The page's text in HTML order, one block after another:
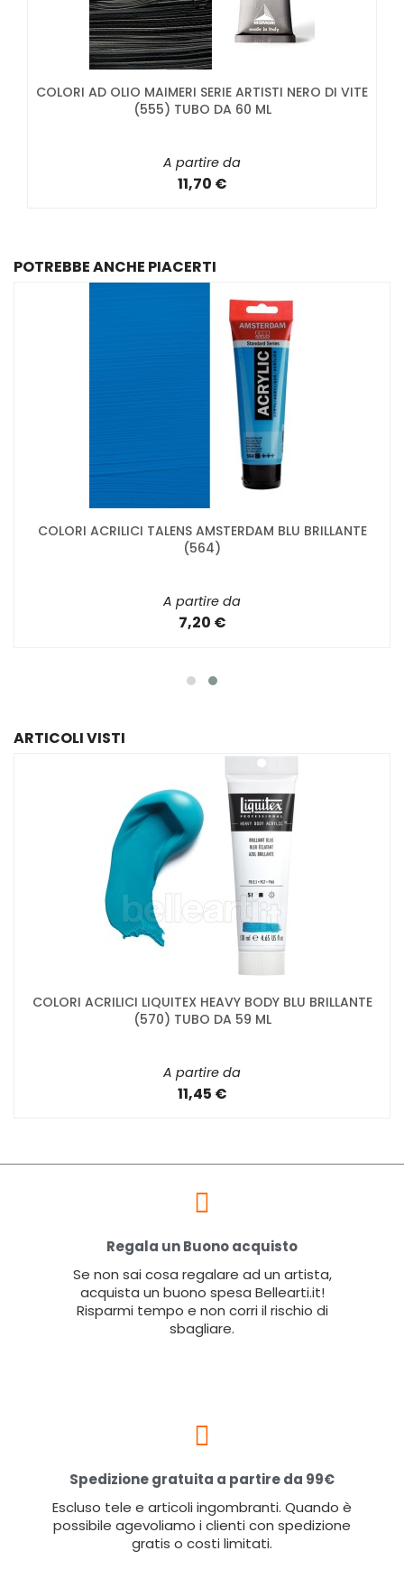
COLORI AD OLIO MAIMERI SERIE ARTISTI NERO DI VITE
(555) TUBO DA 60 ML
A partire da
11,70 €
POTREBBE ANCHE PIACERTI
COLORI ACRILICI TALENS AMSTERDAM BLU BRILLANTE
(564)
A partire da
7,20 €
ARTICOLI VISTI
COLORI ACRILICI LIQUITEX HEAVY BODY BLU BRILLANTE
(570) TUBO DA 59 ML
A partire da
11,45 €
Regala un Buono acquisto
Se non sai cosa regalare ad un artista,
acquista un buono spesa Bellearti.it!
Risparmi tempo e non corri il rischio di
sbagliare.
Spedizione gratuita a partire da 99€
Escluso tele e articoli ingombranti. Quando è
possibile agevoliamo i clienti con spedizione
gratis o costi limitati.